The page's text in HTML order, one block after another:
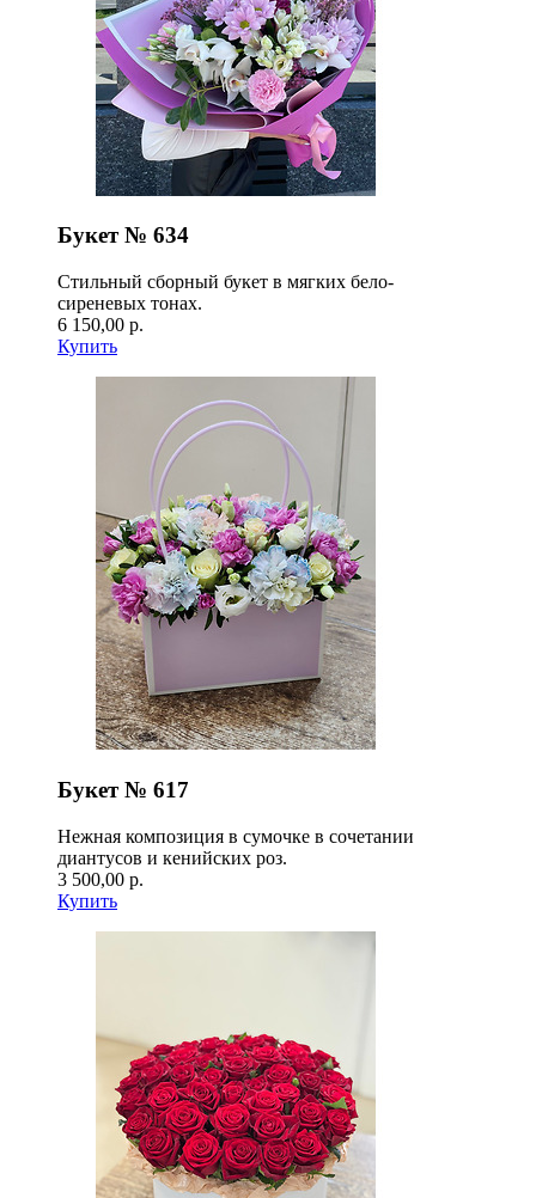
Букет № 634
Стильный сборный букет в мягких бело-
сиреневых тонах.
6 150,00 р.
Купить
Букет № 617
Нежная композиция в сумочке в сочетании
диантусов и кенийских роз.
3 500,00 р.
Купить